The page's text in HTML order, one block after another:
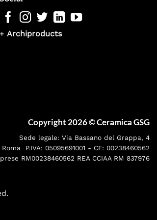
+ Archiproducts
Copyright 2026 ©Ceramica GSG
Sede legale: Via Bassano del Grappa, 4
P.IVA: 05095691001 - CF: 00238460562
RM00238460562 REA CCIAA RM 837976